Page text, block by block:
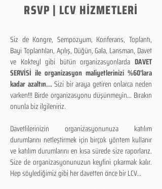
RSVP | LCV HİZMETLERİ
Siz de Kongre, Sempozyum, Konferans, Toplantı,
Bayi Toplantıları, Açılış, Düğün, Gala, Lansman, Davet
ve Kokteyl gibi bütün organizasyonlarda DAVET
SERVİSİ ile organizasyon maliyetlerinizi %60'lara
kadar azaltın...Sizi bir araya getiren onlarca neden
varken!!! Birde organizasyonu düşünmeyin... Bırakın
onunla biz ilgileniriz.
Davetlilerinizin organizasyonunuza katılım
durumlarını netleştirmek için birçok yöntem kullanır
ve katılım durumlarını en kısa sürede size raporlarız.
Size de organizasyonunuzun keyfini çıkarmak kalır.
Hep söylediğimiz gibi her davetten önce bir LCV...